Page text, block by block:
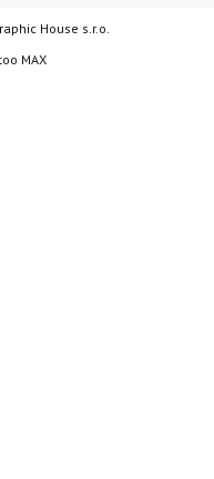
House s.r.o.
MAX